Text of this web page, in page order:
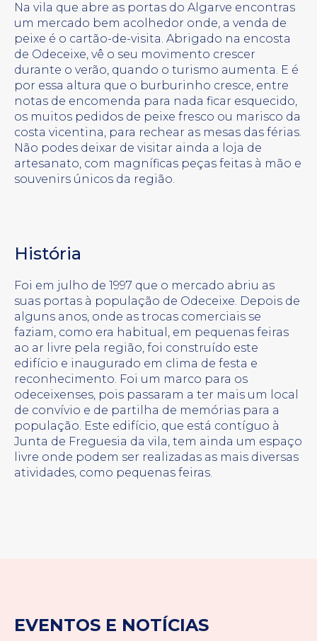
Na vila que abre as portas do Algarve encontras
um mercado bem acolhedor onde, a venda de
peixe é o cartão-de-visita. Abrigado na encosta
de Odeceixe, vê o seu movimento crescer
durante o verão, quando o turismo aumenta. E é
por essa altura que o burburinho cresce, entre
notas de encomenda para nada ficar esquecido,
os muitos pedidos de peixe fresco ou marisco da
costa vicentina, para rechear as mesas das férias.
Não podes deixar de visitar ainda a loja de
artesanato, com magníficas peças feitas à mão e
souvenirs únicos da região.
História
Foi em julho de 1997 que o mercado abriu as
suas portas à população de Odeceixe. Depois de
alguns anos, onde as trocas comerciais se
faziam, como era habitual, em pequenas feiras
ao ar livre pela região, foi construído este
edifício e inaugurado em clima de festa e
reconhecimento. Foi um marco para os
odeceixenses, pois passaram a ter mais um local
de convívio e de partilha de memórias para a
população. Este edifício, que está contíguo à
Junta de Freguesia da vila, tem ainda um espaço
livre onde podem ser realizadas as mais diversas
atividades, como pequenas feiras.
EVENTOS E NOTÍCIAS